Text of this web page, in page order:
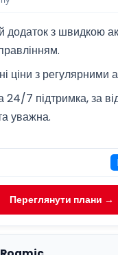
додаток з швидкою
ціни з регулярними
24/7 підтримка, за
уважна.
Переглянути плани →